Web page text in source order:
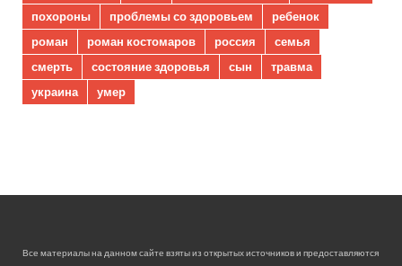
похороны
проблемы со здоровьем
ребенок
роман
роман костомаров россия
семья
смерть
состояние здоровья сын
травма
украина
умер
Все материалы на данном сайте взяты из открытых источников и предоставляются